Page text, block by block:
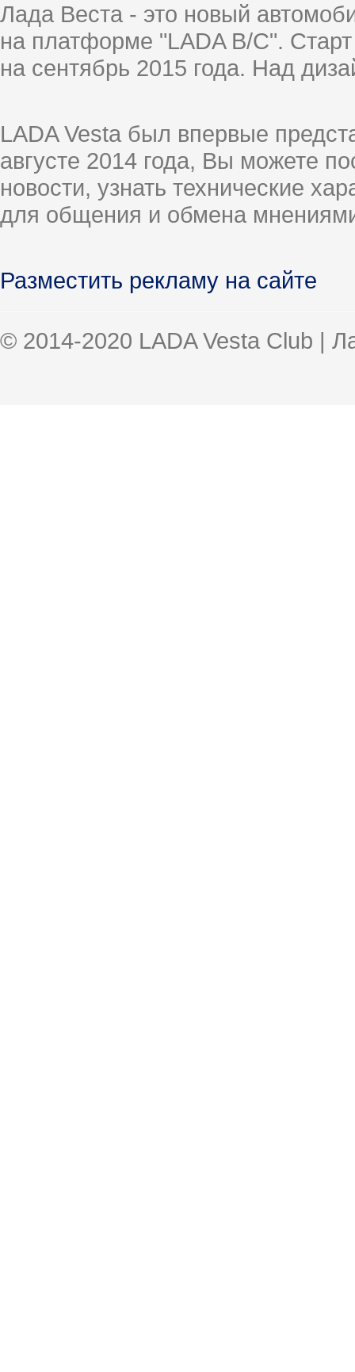
Лада Веста - это новый
на платформе "LADA B/C".
на сентябрь 2015 года. Над
LADA Vesta был впервые
августе 2014 года, Вы можете
новости, узнать технические
для общения и обмена
Разместить рекламу на сайте
© 2014-2020 LADA Vesta Club |